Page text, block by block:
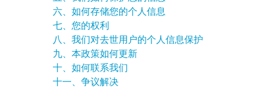
六、如何存储您的个人信息
七、您的权利
八、我们对去世用户的个人信息保护
九、本政策如何更新
十、如何联系我们
十一、争议解决